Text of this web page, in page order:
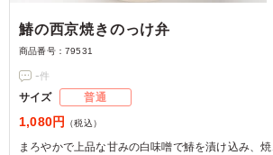
鰆の西京焼きのっけ弁
商品番号： 79531
-件
サイズ 普通
1,080円 （税込）
まろやかで上品な甘みの白味噌で鰆を漬け込み、焼